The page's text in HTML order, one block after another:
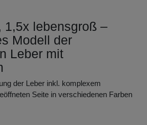
1,5x lebensgroß –
Modell der
Leber mit
der Leber inkl. komplexem
Seite in verschiedenen Farben